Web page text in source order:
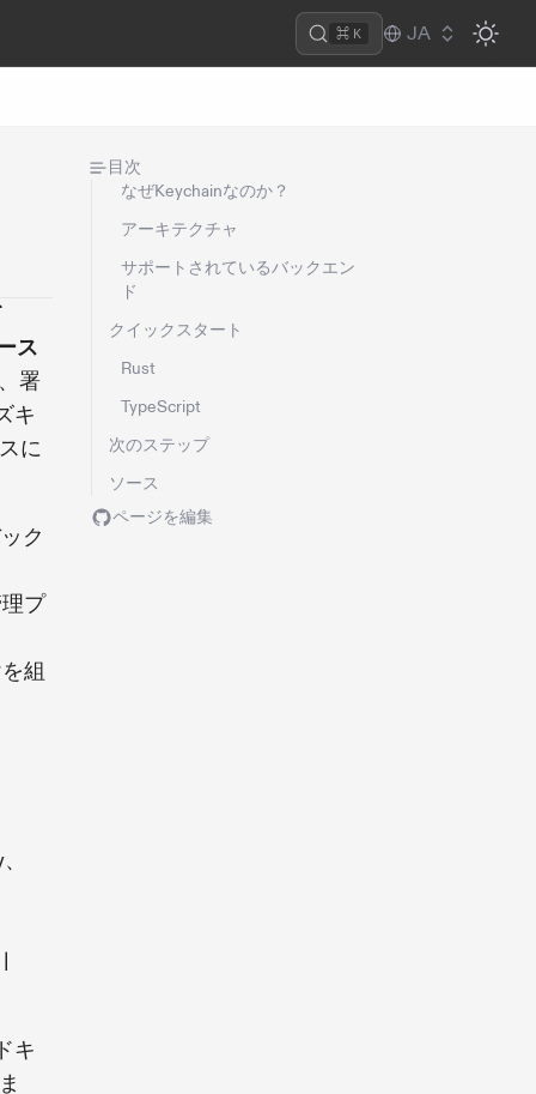
⌘ K JA
ス
署
キ
に
ク
プ
組
キ
目次
なぜKeychainなのか？
アーキテクチャ
サポートされているバックエン
ド
クイックスタート
Rust
TypeScript
次のステップ
ソース
ページを編集